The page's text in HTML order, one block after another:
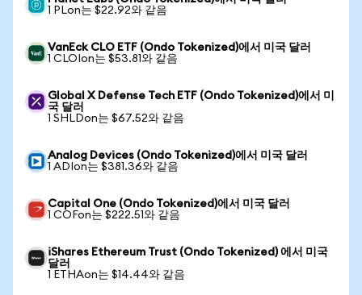
1 PLon는 $22.92와 같음
VanEck CLO ETF (Ondo Tokenized)에서 미국 달러
1 CLOIon는 $53.81와 같음
Global X Defense Tech ETF (Ondo Tokenized)에서 미
국 달러
1 SHLDon는 $67.52와 같음
Analog Devices (Ondo Tokenized)에서 미국 달러
1 ADIon는 $381.36와 같음
Capital One (Ondo Tokenized)에서 미국 달러
1 COFon는 $222.51와 같음
iShares Ethereum Trust (Ondo Tokenized) 에서 미국
달러
1 ETHAon는 $14.44와 같음